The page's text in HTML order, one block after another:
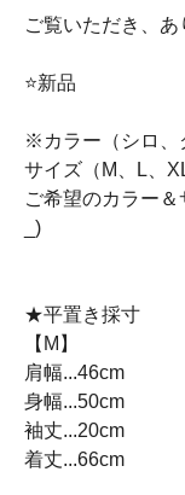
ご覧いただき、あ
⭐新品
※カラー（シロ、
サイズ（M、L、
ご希望のカラー＆
_)
★平置き採寸
【M】
肩幅...46cm
身幅...50cm
袖丈...20cm
着丈...66cm